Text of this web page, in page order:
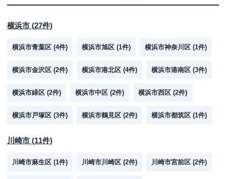
横浜市 (27件)
横浜市青葉区 (4件) 横浜市旭区 (1件) 横浜市神奈川区 (1件)
横浜市金沢区 (2件) 横浜市港北区 (4件) 横浜市港南区 (3件)
横浜市緑区 (2件) 横浜市中区 (2件) 横浜市西区 (2件)
横浜市戸塚区 (3件) 横浜市鶴見区 (2件) 横浜市都筑区 (1件)
川崎市 (11件)
川崎市麻生区 (1件) 川崎市川崎区 (2件) 川崎市宮前区 (2件)